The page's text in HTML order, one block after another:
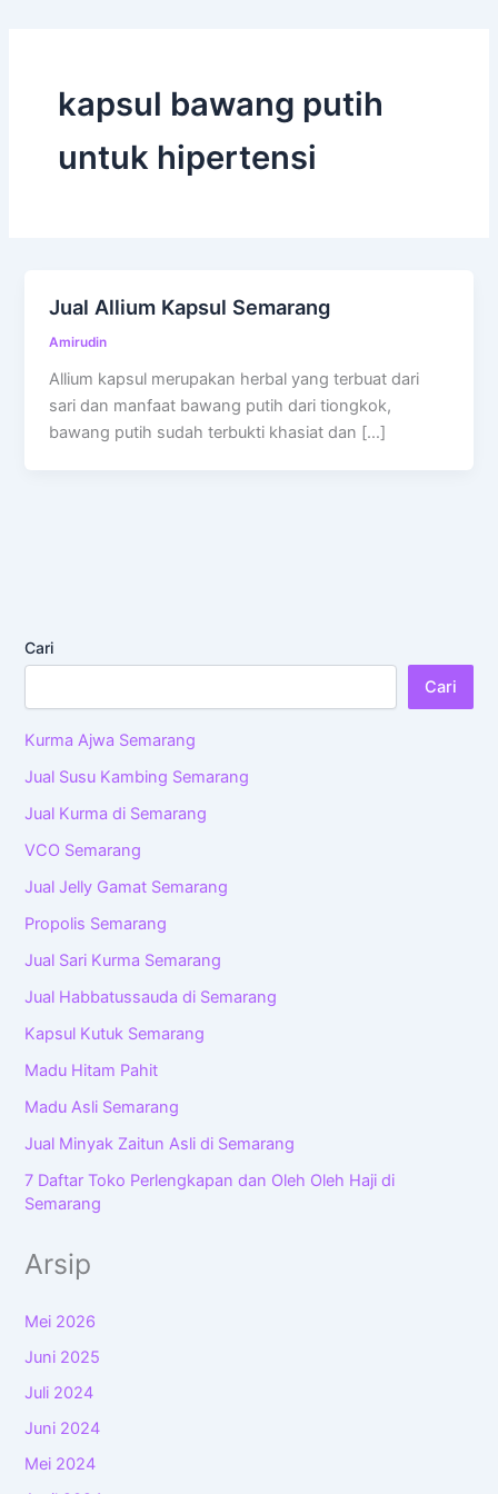
kapsul bawang putih
untuk hipertensi
Jual Allium Kapsul Semarang
Amirudin
Allium kapsul merupakan herbal yang terbuat dari
sari dan manfaat bawang putih dari tiongkok,
bawang putih sudah terbukti khasiat dan […]
Cari
Cari
Kurma Ajwa Semarang
Jual Susu Kambing Semarang
Jual Kurma di Semarang
VCO Semarang
Jual Jelly Gamat Semarang
Propolis Semarang
Jual Sari Kurma Semarang
Jual Habbatussauda di Semarang
Kapsul Kutuk Semarang
Madu Hitam Pahit
Madu Asli Semarang
Jual Minyak Zaitun Asli di Semarang
7 Daftar Toko Perlengkapan dan Oleh Oleh Haji di
Semarang
Arsip
Mei 2026
Juni 2025
Juli 2024
Juni 2024
Mei 2024